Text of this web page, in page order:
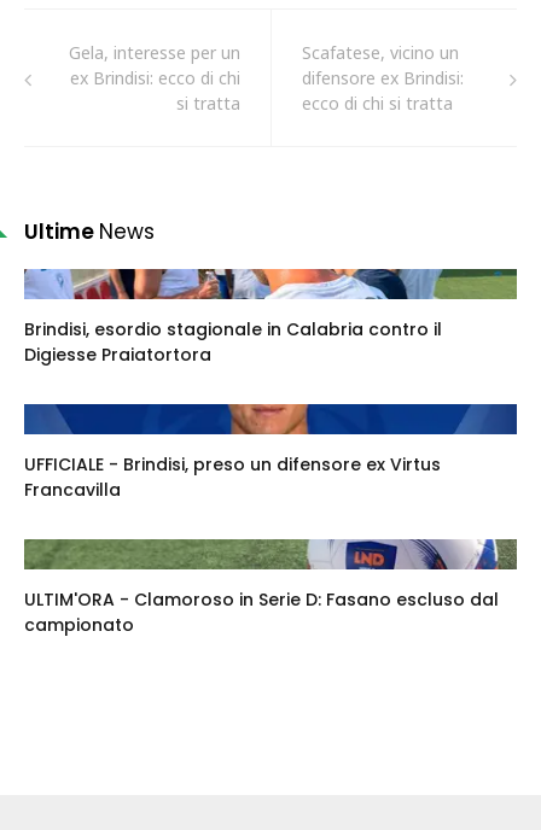
Gela, interesse per un
ex Brindisi: ecco di chi
si tratta
Scafatese, vicino un
difensore ex Brindisi:
ecco di chi si tratta
Ultime News
Brindisi, esordio stagionale in Calabria contro il
Digiesse Praiatortora
UFFICIALE - Brindisi, preso un difensore ex Virtus
Francavilla
ULTIM'ORA - Clamoroso in Serie D: Fasano escluso dal
campionato